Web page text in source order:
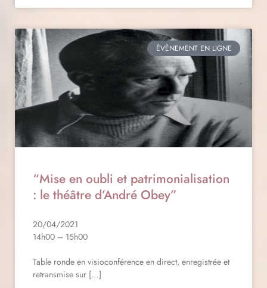
ÉVÈNEMENT EN LIGNE
“Mise en oubli et patrimonialisation
: le théâtre d’André Obey”
20/04/2021
14h00 – 15h00
Table ronde en visioconférence en direct, enregistrée et
retransmise sur […]